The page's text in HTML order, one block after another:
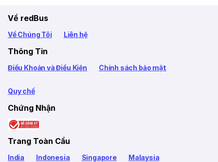
Về redBus
Về Chúng Tôi Liên hệ
Thông Tin
Điều Khoản và Điều Kiện Chính sách bảo mật
Quy chế
Chứng Nhận
Trang Toàn Cầu
India Indonesia Singapore Malaysia